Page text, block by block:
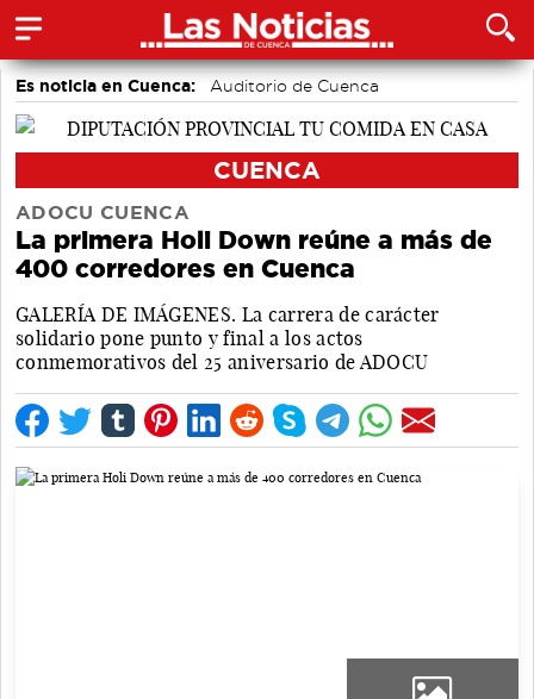
Es noticia en Cuenca: Auditorio de Cuenca
CUENCA
ADOCU CUENCA
La primera Holi Down reúne a más de
400 corredores en Cuenca
GALERÍA DE IMÁGENES. La carrera de carácter
solidario pone punto y final a los actos
conmemorativos del 25 aniversario de ADOCU